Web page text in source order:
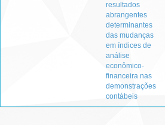
resultados
abrangentes
determinantes
das mudanças
em índices de
análise
econômico-
financeira nas
demonstrações
contábeis